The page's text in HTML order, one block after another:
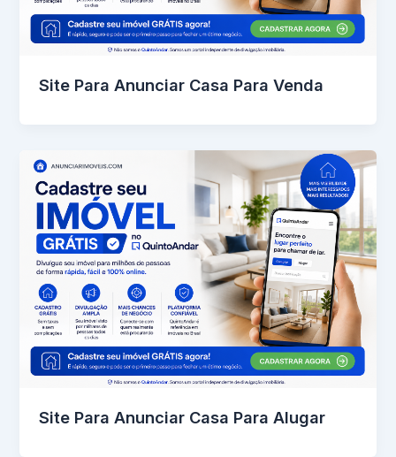
Site Para Anunciar Casa Para Venda
Site Para Anunciar Casa Para Alugar